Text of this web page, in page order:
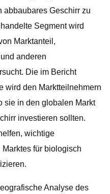
abbaubares Geschirr zu
Segment wird
Marktanteil,
anderen
Die im Bericht
wird den Marktteilnehmern
sie in den globalen Markt
investieren sollten.
wichtige
für biologisch
Analyse des